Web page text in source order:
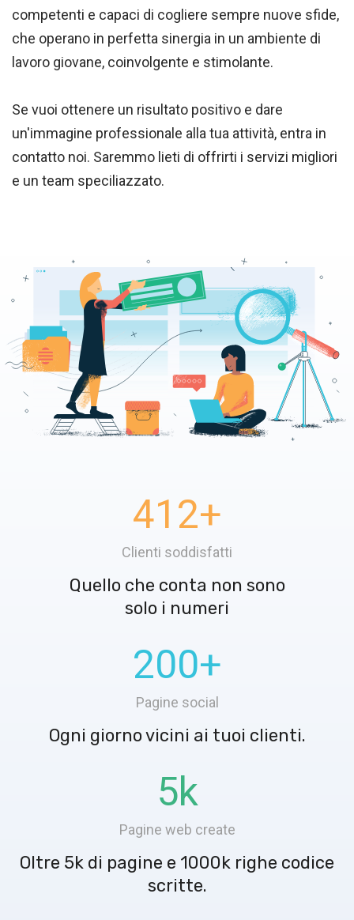
competenti e capaci di cogliere sempre nuove sfide,
che operano in perfetta sinergia in un ambiente di
lavoro giovane, coinvolgente e stimolante.
Se vuoi ottenere un risultato positivo e dare
un'immagine professionale alla tua attività, entra in
contatto noi. Saremmo lieti di offrirti i servizi migliori
e un team speciliazzato.
412+
Clienti soddisfatti
Quello che conta non sono
solo i numeri
200+
Pagine social
Ogni giorno vicini ai tuoi clienti.
5k
Pagine web create
Oltre 5k di pagine e 1000k righe codice
scritte.